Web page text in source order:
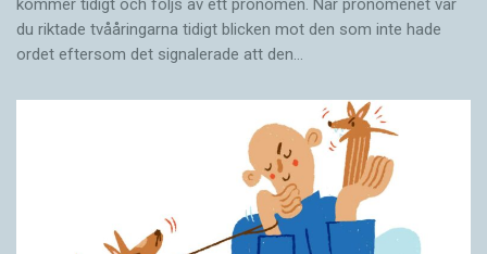
kommer tidigt och följs av ett pronomen. När pronomenet var
du riktade tvååringarna tidigt blicken mot den som inte hade
ordet eftersom det ­signalerade att den…